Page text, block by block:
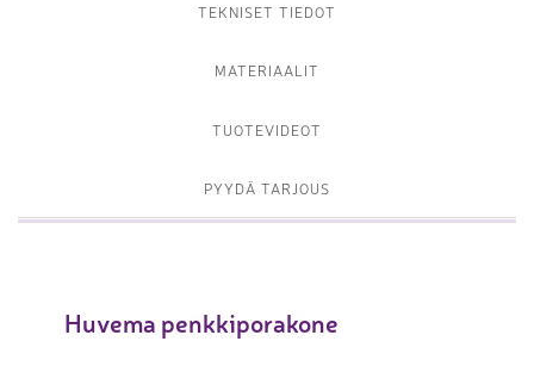
TEKNISET TIEDOT
MATERIAALIT
TUOTEVIDEOT
PYYDÄ TARJOUS
Huvema penkkiporakone